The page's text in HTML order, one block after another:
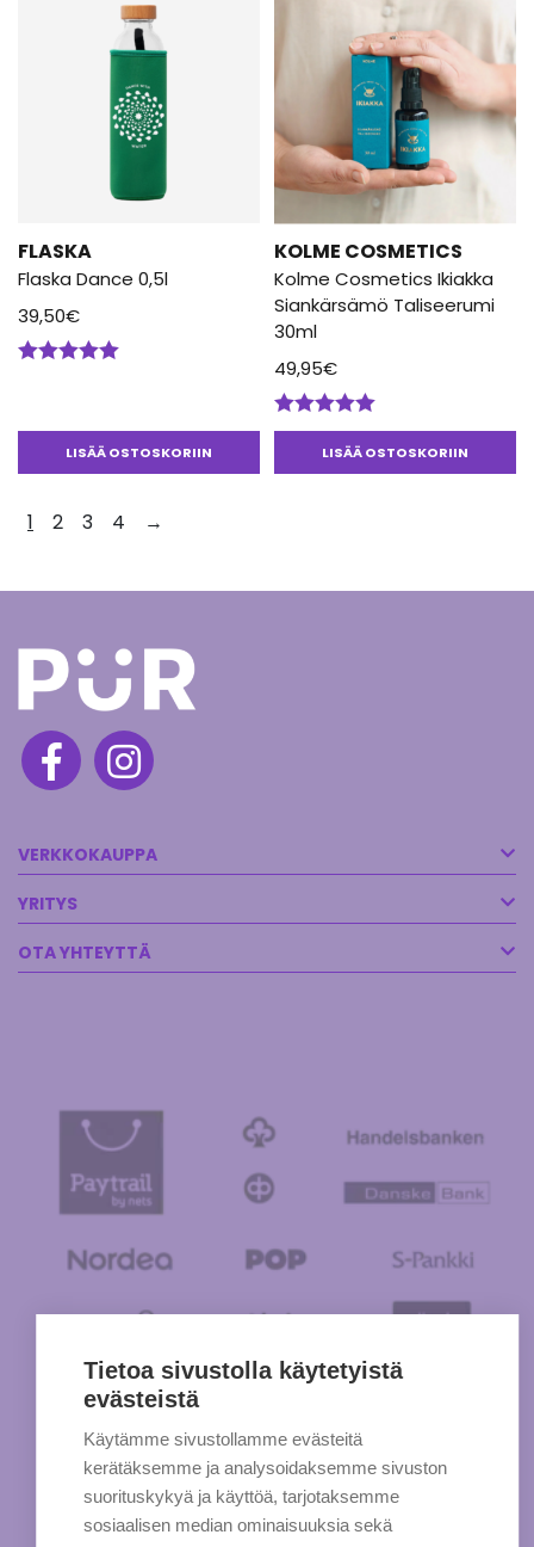
FLASKA
Flaska Dance 0,5l
39,50€
LISÄÄ OSTOSKORIIN
KOLME COSMETICS
Kolme Cosmetics Ikiakka
Siankärsämö Taliseerumi
30ml
49,95€
Arvostelu
tuotteesta:LISÄÄ OSTOSKORIIN
1 2 3 4 →
VERKKOKAUPPA
YRITYS
OTA YHTEYTTÄ
Tietoa sivustolla käytetyistä
evästeistä
Käytämme sivustollamme evästeitä
kerätäksemme ja analysoidaksemme sivuston
suorituskykyä ja käyttöä, tarjotaksemme
sosiaalisen median ominaisuuksia sekä